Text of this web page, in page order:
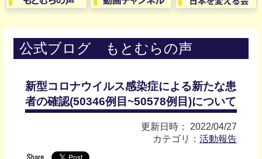
公式ブログ もとむらの声
新型コロナウイルス感染症による新たな患
者の確認(50346例目~50578例目)について
更新日時： 2022/04/27
カテゴリ：活動報告